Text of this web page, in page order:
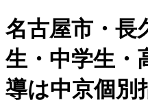
名古屋市・長
生・中学生・
導は中京個別